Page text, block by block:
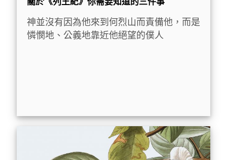
神並沒有因為他來到何烈山而責備他，而是
憐憫地、公義地靠近他絕望的僕人